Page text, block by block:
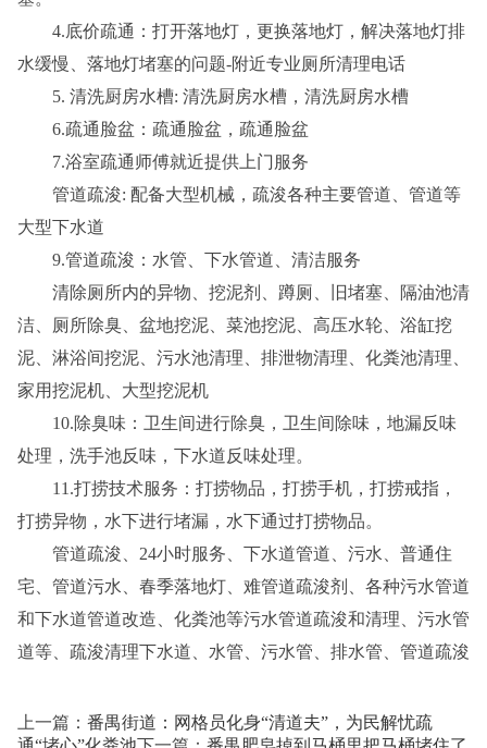
4.底价疏通：打开落地灯，更换落地灯，解决落地灯排
水缓慢、落地灯堵塞的问题-附近专业厕所清理电话
5. 清洗厨房水槽: 清洗厨房水槽，清洗厨房水槽
6.疏通脸盆：疏通脸盆，疏通脸盆
7.浴室疏通师傅就近提供上门服务
管道疏浚: 配备大型机械，疏浚各种主要管道、管道等
大型下水道
9.管道疏浚：水管、下水管道、清洁服务
清除厕所内的异物、挖泥剂、蹲厕、旧堵塞、隔油池清
洁、厕所除臭、盆地挖泥、菜池挖泥、高压水轮、浴缸挖
泥、淋浴间挖泥、污水池清理、排泄物清理、化粪池清理、
家用挖泥机、大型挖泥机
10.除臭味：卫生间进行除臭，卫生间除味，地漏反味
处理，洗手池反味，下水道反味处理。
11.打捞技术服务：打捞物品，打捞手机，打捞戒指，
打捞异物，水下进行堵漏，水下通过打捞物品。
管道疏浚、24小时服务、下水道管道、污水、普通住
宅、管道污水、春季落地灯、难管道疏浚剂、各种污水管道
和下水道管道改造、化粪池等污水管道疏浚和清理、污水管
道等、疏浚清理下水道、水管、污水管、排水管、管道疏浚
上一篇： 番禺街道：网格员化身“清道夫”，为民解忧疏